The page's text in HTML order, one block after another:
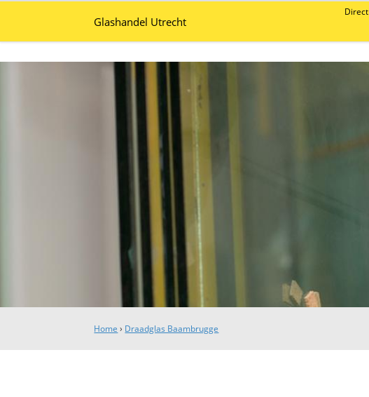
Glashandel Utrecht
Home › Draadglas Baambrugge